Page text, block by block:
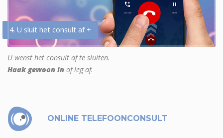
4. U sluit het consult af +
U wenst het consult af te sluiten.
Haak gewoon in of leg af.
ONLINE TELEFOONCONSULT